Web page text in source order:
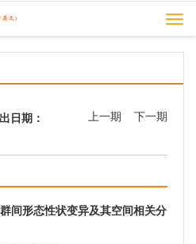
日期：
上一期 下一期
间形态性状变异及其空间相关分